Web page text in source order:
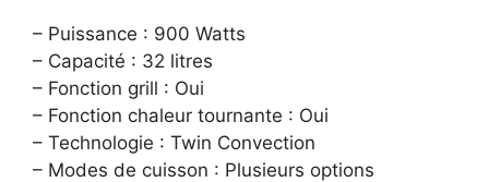
– Puissance : 900 Watts
– Capacité : 32 litres
– Fonction grill : Oui
– Fonction chaleur tournante : Oui
– Technologie : Twin Convection
– Modes de cuisson : Plusieurs options